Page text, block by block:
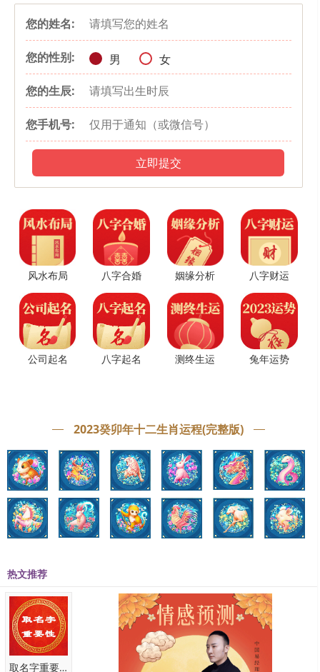
对方的负担，适度为宜。
二、属牛人2023年财富运势
花更多的时间钻研主业工作，不宜浪费过多的时间在副业上，也不要
放太多心思在理财投资方面，千万不可抱有侥幸心理。经商人士今年
应谨慎经营，如非必要不考虑在今年进行扩张。创业者更需谨慎对待
品，或为家人购置贵重物品;以示钱财已出，让财产保值。凡涉及投资
的，均需慎重考虑;若进行高风险投资，恐怕输多赢少。属牛者今年的
财运方面虽然困难重重，但仍要保持一颗积极、平和的心;若能不畏挫
折，定能守得云开见月明。
三、属牛人2023年感情运势
属牛人在今年的感情运势一般。总体的桃花较弱，即便出现桃
不建议单身人士对今年的桃花抱有太高的期望。
因此务必要注意言行;若对事情有较大的分歧也要理性处理，否则容易
出问题，甚至有可能会因一时冲动而终结恋情。
已婚的属牛人在今年应更主动关心伴侣，多换位思考，多包容对
方，这样才能更好地维系这段难得的姻缘，否则婚姻容易出现问题，
四、属牛人2023年健康运势
属牛人今年的健康运势主要受流年行“灾煞”运的影响，小问题还是
挺多的。心情方面，可能会遇到一些让人心情难以顺畅的事情，因此
您的姓名:
您的性别: 男
女
您的生辰:
您手机号:
立即提交
风水布局 八字合婚 姻缘分析 八字财运
公司起名 八字起名 测终生运 兔年运势
2023癸卯年十二生肖运程(完整版)
热文推荐
取名字重要性